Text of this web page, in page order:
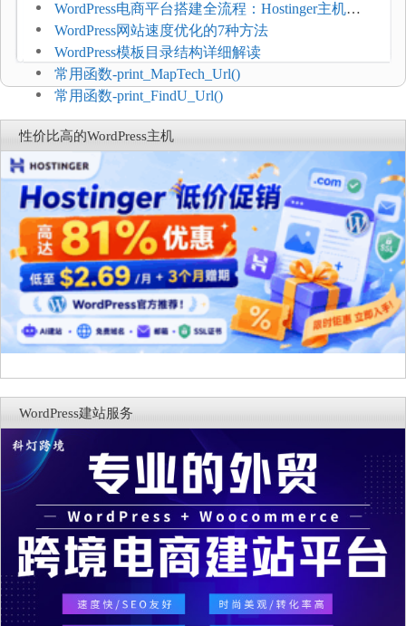
WordPress电商平台搭建全流程：Hostinger主机一
键部署
WordPress网站速度优化的7种方法
WordPress模板目录结构详细解读
常用函数-print_MapTech_Url()
常用函数-print_FindU_Url()
性价比高的WordPress主机
WordPress建站服务